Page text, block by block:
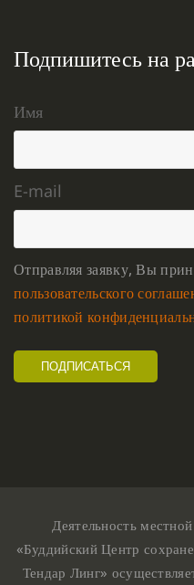
Подпишитесь на
Имя
E-mail
Отправляя заявку, Вы
пользовательского
политикой
Деятельность
«Буддийский Центр
Тендар Линг»